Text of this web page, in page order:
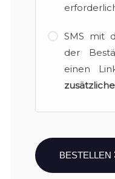
SMS mit
der
einen
BESTELLEN